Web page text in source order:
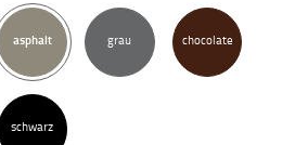
asphalt grau chocolate
schwarz